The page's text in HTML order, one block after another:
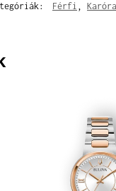
Férfi , Karóra